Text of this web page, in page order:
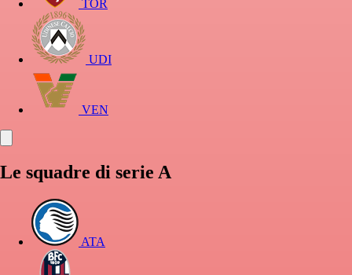
TOR
UDI
VEN
Le squadre di serie A
ATA